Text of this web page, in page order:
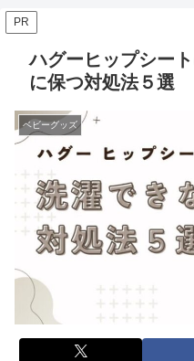
PR
ハグーヒップシー
に保つ対処法５選
ベビーグッズ